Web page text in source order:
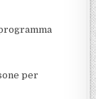
per